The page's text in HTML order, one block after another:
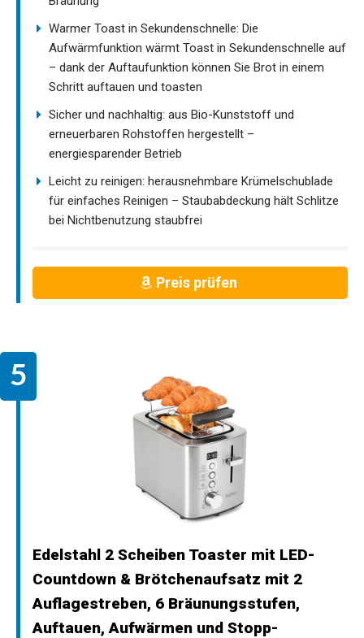
Warmer Toast in Sekundenschnelle: Die
Aufwärmfunktion wärmt Toast in Sekundenschnelle auf
– dank der Auftaufunktion können Sie Brot in einem
Schritt auftauen und toasten
Sicher und nachhaltig: aus Bio-Kunststoff und
erneuerbaren Rohstoffen hergestellt –
energiesparender Betrieb
Leicht zu reinigen: herausnehmbare Krümelschublade
für einfaches Reinigen – Staubabdeckung hält Schlitze
bei Nichtbenutzung staubfrei
Preis prüfen
Edelstahl 2 Scheiben Toaster mit LED-
Countdown & Brötchenaufsatz mit 2
Auflagestreben, 6 Bräunungsstufen,
Auftauen, Aufwärmen und Stopp-